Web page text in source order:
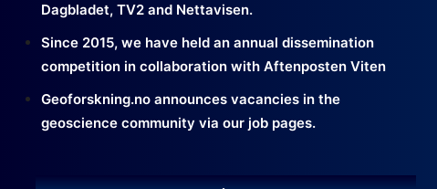
Dagbladet, TV2 and Nettavisen.
Since 2015, we have held an annual dissemination
competition in collaboration with Aftenposten Viten
Geoforskning.no announces vacancies in the
geoscience community via our job pages.